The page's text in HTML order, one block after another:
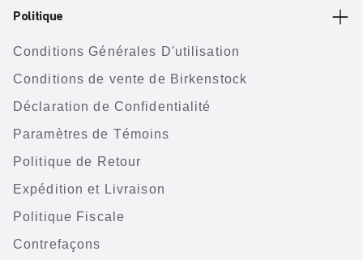
Politique
Conditions Générales D'utilisation
Conditions de vente de Birkenstock
Déclaration de Confidentialité
Paramètres de Témoins
Politique de Retour
Expédition et Livraison
Politique Fiscale
Contrefaçons